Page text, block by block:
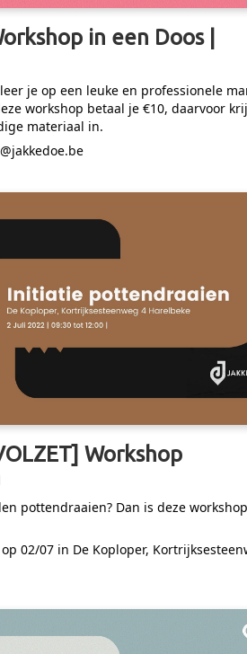
in een Doos |
je op een leuke en professionele
workshop betaal je €10, daarvoor
materiaal in.
Workshop
pottendraaien? Dan is deze workshop
02/07 in De Koploper,